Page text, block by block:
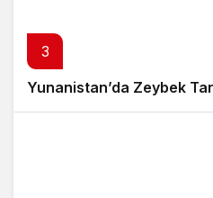
3
Yunanistan’da Zeybek